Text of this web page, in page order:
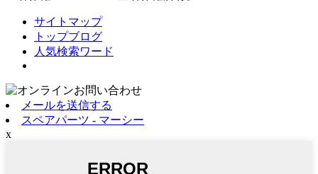
サイトマップ
トップブログ
人気検索ワード
メールを送信する
スペアパーツ - マーシー
x